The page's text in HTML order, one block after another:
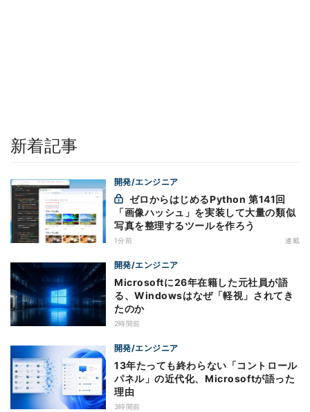
新着記事
開発/エンジニア
「画像ハッシュ」を実装して大量の類似
写真を整理するツールを作ろう
1分前 連載
開発/エンジニア
Microsoftに26年在籍した元社員が語
る、Windowsはなぜ「軽視」されてき
たのか
2時間前
開発/エンジニア
13年たっても終わらない「コントロール
パネル」の近代化、Microsoftが語った
理由
3時間前